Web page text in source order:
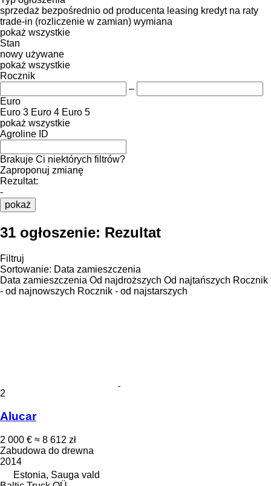
sprzedaż bezpośrednio od producenta leasing kredyt na raty
trade-in (rozliczenie w zamian) wymiana
pokaż wszystkie
Stan
nowy używane
pokaż wszystkie
Rocznik
–
Euro
Euro 3 Euro 4 Euro 5
pokaż wszystkie
Agroline ID
Brakuje Ci niektórych filtrów?
Zaproponuj zmianę
Rezultat:
-
pokaż
31 ogłoszenie: Rezultat
Filtruj
Sortowanie: Data zamieszczenia
Data zamieszczenia Od najdroższych Od najtańszych Rocznik
- od najnowszych Rocznik - od najstarszych
2
Alucar
2 000 € ≈ 8 612 zł
Zabudowa do drewna
2014
Estonia, Sauga vald